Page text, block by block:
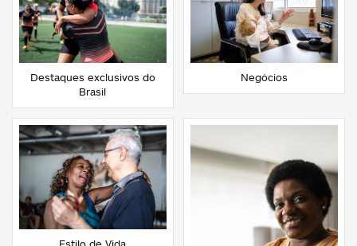
Destaques exclusivos do
Brasil
Negócios